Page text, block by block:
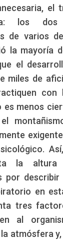
el
los dos
de varios
la mayoría
el
miles de
con
es menos
la altura
por describir
en
tres
al
atmósfera